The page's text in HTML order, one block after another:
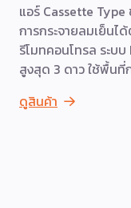
แอร์ Cassette
การกระจายลมเย็นไ
รีโมทคอนโทรล ระบ
สูงสุด 3 ดาว ใช้พื้นที่
ดูสินค้า